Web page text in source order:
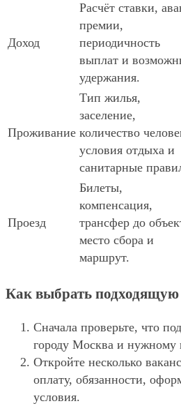
Доход
Расчёт ставки,
премии,
периодичность
выплат и
удержания.
Проживание
Тип жилья,
заселение,
количество
условия отдыха и
санитарные
Проезд
Билеты,
компенсация,
трансфер до
место сбора и
маршрут.
Как выбрать
Сначала проверьте, что
городу Москва и нужному
Откройте несколько
оплату, обязанности,
условия.